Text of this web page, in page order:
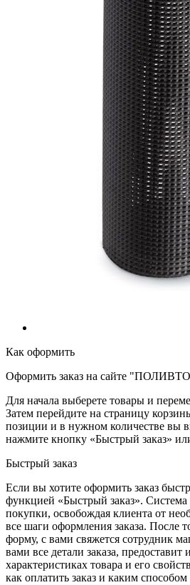
Как оформить
Оформить заказ на сайте
Для начала выберете товары и
Затем перейдите на страницу
позиции и в нужном количестве вы
нажмите кнопку «Быстрый заказ»
Быстрый заказ
Если вы хотите оформить заказ
функцией «Быстрый заказ». Система
покупки, освобождая клиента от
все шаги оформления заказа. После
форму, с вами свяжется сотрудник
вами все детали заказа,
характеристиках товара и его
как оплатить заказ и каким способом